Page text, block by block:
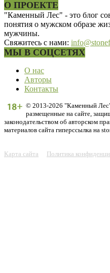
О ПРОЕКТЕ
"Каменный Лес" - это блог
понятия о мужском образе
мужчины.
Свяжитесь с нами:
МЫ В СОЦСЕТЯХ
О нас
Авторы
Контакты
© 2013-2026 "Каменный
размещенные на сайте,
законодательством об авторском
материалов сайта гиперссылка на
Карта сайта Политика